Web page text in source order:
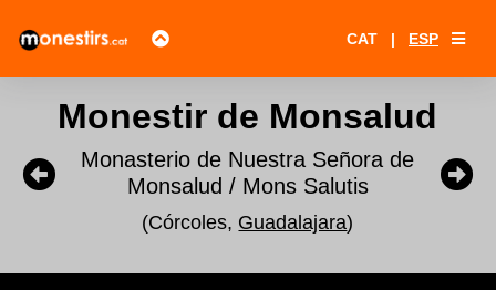
CAT | ESP
Monestir de Monsalud
Monasterio de Nuestra Señora de
Monsalud / Mons Salutis
(Córcoles, Guadalajara)